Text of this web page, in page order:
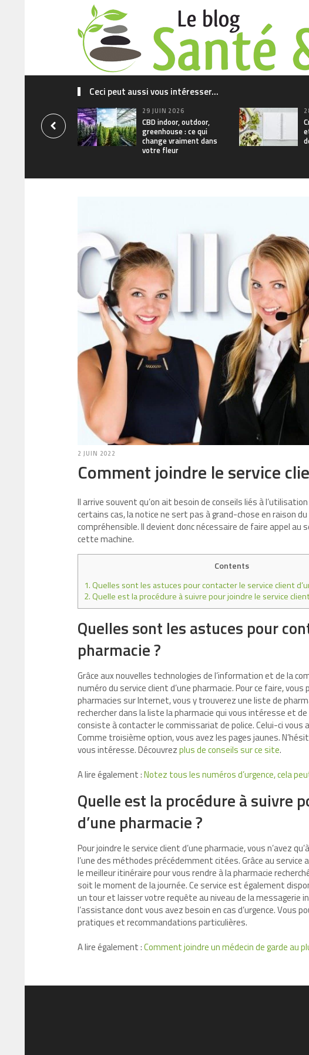
Ceci peut aussi vous intéresser...
29 JUIN 2026
CBD indoor, outdoor,
greenhouse : ce qui
change vraiment dans
votre fleur
2 JUIN 2022
Comment joindre le service
Il arrive souvent qu’on ait besoin de conseils liés à
certains cas, la notice ne sert pas à grand-chose en raison
compréhensible. Il devient donc nécessaire de faire appel au
cette machine.
Contents
1.Quelles sont les astuces pour contacter le service client
2.Quelle est la procédure à suivre pour joindre le service
Quelles sont les astuces pour
pharmacie ?
Grâce aux nouvelles technologies de l’information et de la
numéro du service client d’une pharmacie. Pour ce faire,
pharmacies sur Internet, vous y trouverez une liste de
rechercher dans la liste la pharmacie qui vous intéresse et
consiste à contacter le commissariat de police. Celui-ci vous
Comme troisième option, vous avez les pages jaunes.
vous intéresse. Découvrezplus de conseils sur ce site.
A lire également :Notez tous les numéros d’urgence, cela
Quelle est la procédure à suivre
d’une pharmacie ?
Pour joindre le service client d’une pharmacie, vous n’avez
l’une des méthodes précédemment citées. Grâce au
le meilleur itinéraire pour vous rendre à la pharmacie
soit le moment de la journée. Ce service est également
un tour et laisser votre requête au niveau de la messagerie
l’assistance dont vous avez besoin en cas d’urgence. Vous
pratiques et recommandations particulières.
A lire également :Comment joindre un médecin de garde au